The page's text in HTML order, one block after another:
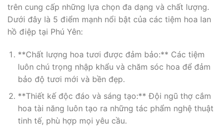
trên cung cấp những lựa chọn đa dạng và chất lượng.
Dưới đây là 5 điểm mạnh nổi bật của các tiệm hoa lan
hồ điệp tại Phú Yên:
**Chất lượng hoa tươi được đảm bảo:** Các tiệm
luôn chú trọng nhập khẩu và chăm sóc hoa để đảm
bảo độ tươi mới và bền đẹp.
**Thiết kế độc đáo và sáng tạo:** Đội ngũ thợ cắm
hoa tài năng luôn tạo ra những tác phẩm nghệ thuật
tinh tế, phù hợp mọi yêu cầu.